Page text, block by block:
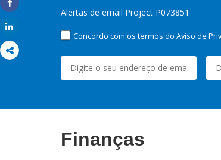
Share
Alertas de email Project P073851
Concordo com os termos do Aviso de
Finanças